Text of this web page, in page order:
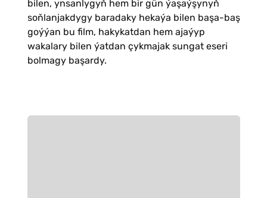
bilen, ynsanlygyň hem bir gün ýaşaýşynyň
soňlanjakdygy baradaky hekaýa bilen başa-baş
goýýan bu film, hakykatdan hem ajaýyp
wakalary bilen ýatdan çykmajak sungat eseri
bolmagy başardy.